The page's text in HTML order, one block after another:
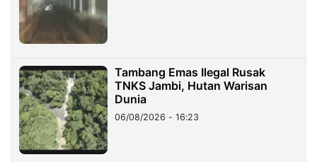
Tambang Emas Ilegal Rusak
TNKS Jambi, Hutan Warisan
Dunia
06/08/2026 - 16:23